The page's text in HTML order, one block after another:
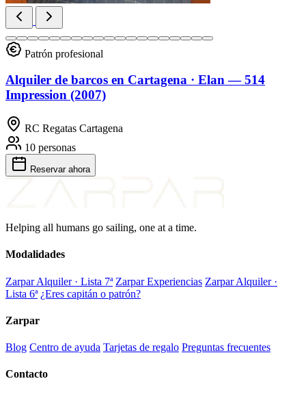
Patrón profesional
Alquiler de barcos en Cartagena · Elan — 514
Impression (2007)
RC Regatas Cartagena
10 personas
Reservar ahora
Helping all humans go sailing, one at a time.
Modalidades
Zarpar Alquiler · Lista 7ª Zarpar Experiencias Zarpar Alquiler ·
Lista 6ª ¿Eres capitán o patrón?
Zarpar
Blog Centro de ayuda Tarjetas de regalo Preguntas frecuentes
Contacto